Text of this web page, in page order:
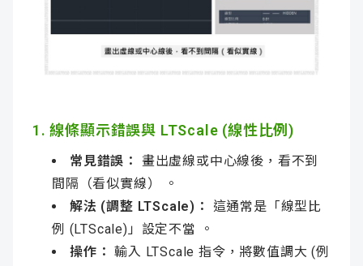
1. 線條顯示錯誤與 LTScale (線性比例)
常見錯誤： 畫出虛線或中心線後，看不到
間隔（看似實線） 。
解法 (調整 LTScale)：
這通常是「線型比
例 (LTScale)」設定不當 。
操作： 輸入 LTScale 指令，將數值調大 (例